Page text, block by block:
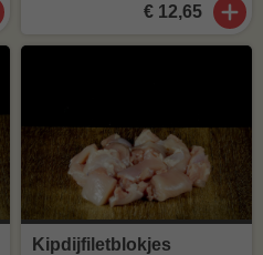
€ 12,65
Kipdijfiletblokjes